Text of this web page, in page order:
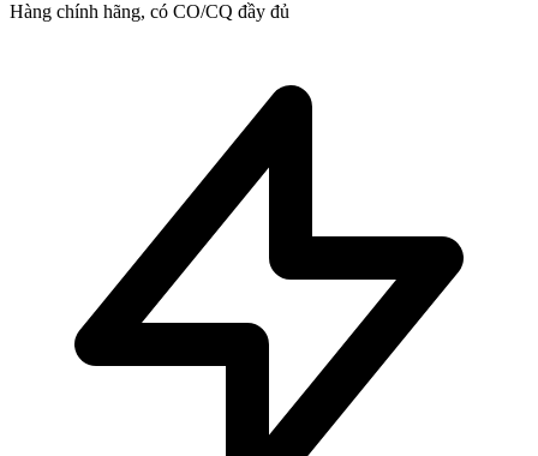
Hàng chính hãng, có CO/CQ đầy đủ